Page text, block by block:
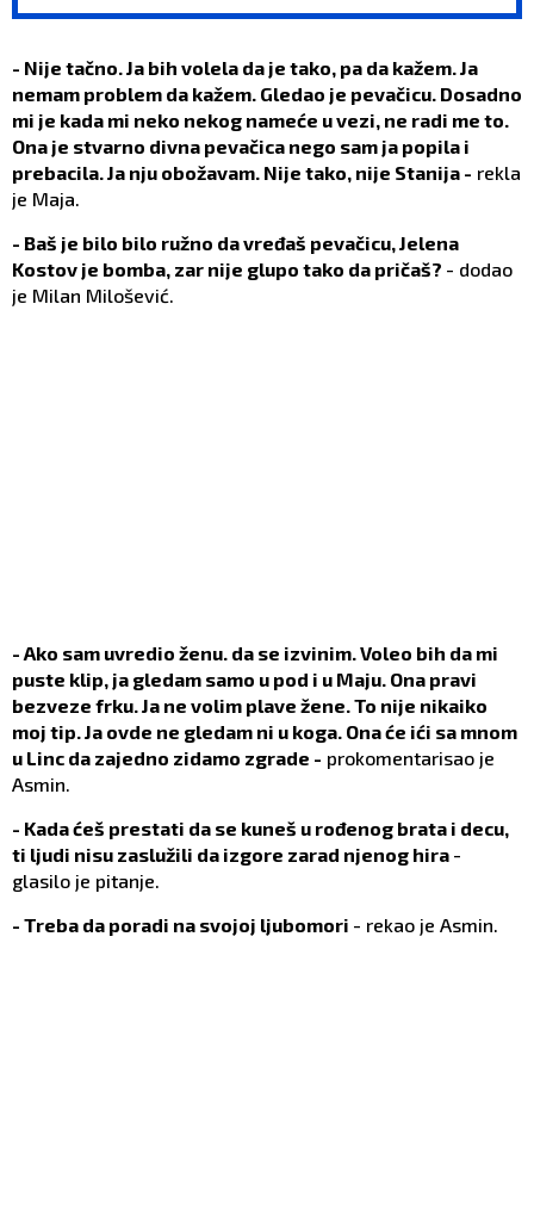
- Nije tačno. Ja bih volela da je tako, pa da kažem. Ja
nemam problem da kažem. Gledao je pevačicu. Dosadno
mi je kada mi neko nekog nameće u vezi, ne radi me to.
Ona je stvarno divna pevačica nego sam ja popila i
prebacila. Ja nju obožavam. Nije tako, nije Stanija - rekla
je Maja.
- Baš je bilo bilo ružno da vređaš pevačicu, Jelena
Kostov je bomba, zar nije glupo tako da pričaš? - dodao
je Milan Milošević.
- Ako sam uvredio ženu. da se izvinim. Voleo bih da mi
puste klip, ja gledam samo u pod i u Maju. Ona pravi
bezveze frku. Ja ne volim plave žene. To nije nikaiko
moj tip. Ja ovde ne gledam ni u koga. Ona će ići sa mnom
u Linc da zajedno zidamo zgrade - prokomentarisao je
Asmin.
- Kada ćeš prestati da se kuneš u rođenog brata i decu,
ti ljudi nisu zaslužili da izgore zarad njenog hira -
glasilo je pitanje.
- Treba da poradi na svojoj ljubomori - rekao je Asmin.